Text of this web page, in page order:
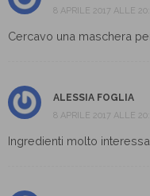
8 APRILE 2017 ALLE
Cercavo una maschera
ALESSIA FOGLIA
8 APRILE 2017 ALLE
Ingredienti molto